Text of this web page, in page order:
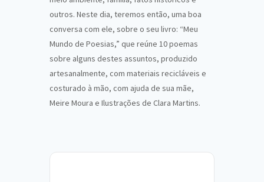
outros. Neste dia, teremos então, uma boa
conversa com ele, sobre o seu livro: “Meu
Mundo de Poesias,” que reúne 10 poemas
sobre alguns destes assuntos, produzido
artesanalmente, com materiais recicláveis e
costurado à mão, com ajuda de sua mãe,
Meire Moura e Ilustrações de Clara Martins.